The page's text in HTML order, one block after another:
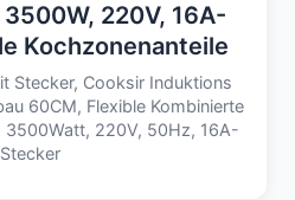
220V, 16A-
Kochzonenanteile
Stecker, Cooksir Induktions
60CM, Flexible Kombinierte
3500Watt, 220V, 50Hz, 16A-
Stecker